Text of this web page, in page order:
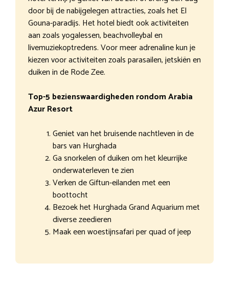
door bij de nabijgelegen attracties, zoals het El
Gouna-paradijs. Het hotel biedt ook activiteiten
aan zoals yogalessen, beachvolleybal en
livemuziekoptredens. Voor meer adrenaline kun je
kiezen voor activiteiten zoals parasailen, jetskiën en
duiken in de Rode Zee.
Top-5 bezienswaardigheden rondom Arabia
Azur Resort
Geniet van het bruisende nachtleven in de
bars van Hurghada
Ga snorkelen of duiken om het kleurrijke
onderwaterleven te zien
Verken de Giftun-eilanden met een
boottocht
Bezoek het Hurghada Grand Aquarium met
diverse zeedieren
Maak een woestijnsafari per quad of jeep